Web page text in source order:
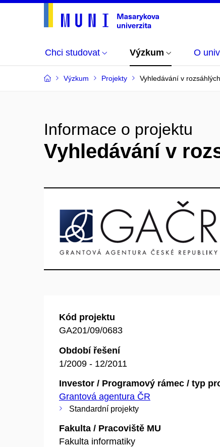
Chci studovat Výzkum O
Výzkum Projekty Vyhledávání v
Informace o projektu
Vyhledávání v
Kód projektu
GA201/09/0683
Období řešení
1/2009 - 12/2011
Investor / Programový rámec / typ
Grantová agentura ČR
Standardní projekty
Fakulta / Pracoviště MU
Fakulta informatiky